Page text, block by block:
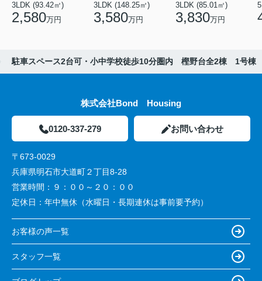
3LDK (93.42㎡)
2,580万円
3LDK (148.25㎡)
3,580万円
3LDK (85.01㎡)
3,830万円
駐車スペース2台可・小中学校徒歩10分圏内 樫野台全2棟 1号棟
株式会社Bond Housing
0120-337-279 お問い合わせ
〒673-0029
兵庫県明石市大道町２丁目8-28
営業時間： ９：００～２０：００
定休日： 年中無休（水曜日・長期連休は事前要予約）
お客様の声一覧
スタッフ一覧